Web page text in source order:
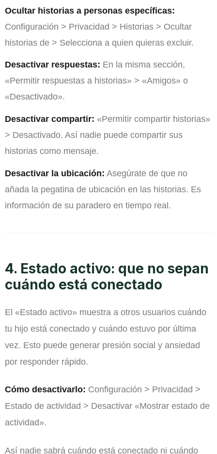
Ocultar historias a personas específicas:
Configuración > Privacidad > Historias > Ocultar
historias de > Selecciona a quien quieras excluir.
Desactivar respuestas: En la misma sección,
«Permitir respuestas a historias» > «Amigos» o
«Desactivado».
Desactivar compartir: «Permitir compartir historias»
> Desactivado. Así nadie puede compartir sus
historias como mensaje.
Desactivar la ubicación: Asegúrate de que no
añada la pegatina de ubicación en las historias. Es
información de su paradero en tiempo real.
4. Estado activo: que no sepan
cuándo está conectado
El «Estado activo» muestra a otros usuarios cuándo
tu hijo está conectado y cuándo estuvo por última
vez. Esto puede generar presión social y ansiedad
por responder rápido.
Cómo desactivarlo: Configuración > Privacidad >
Estado de actividad > Desactivar «Mostrar estado de
actividad».
Así nadie sabrá cuándo está conectado ni cuándo